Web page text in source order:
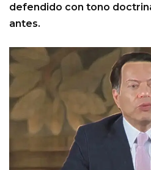
defendido con tono
antes.